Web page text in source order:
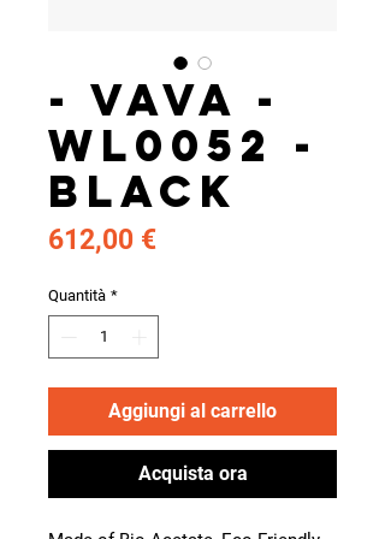
- VAVA -
WL0052 -
BLACK
612,00 €Prezzo
Quantità *
Aggiungi al carrello
Acquista ora